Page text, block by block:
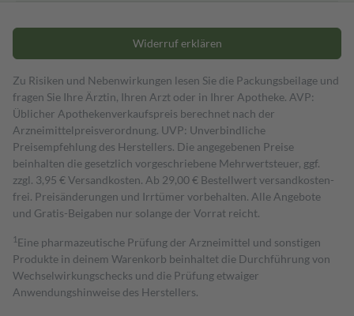
Widerruf erklären
Zu Risiken und Nebenwirkungen lesen Sie die Packungsbeilage und
fragen Sie Ihre Ärztin, Ihren Arzt oder in Ihrer Apotheke. AVP:
Üblicher Apothekenverkaufspreis berechnet nach der
Arzneimittelpreisverordnung. UVP: Unverbindliche
Preisempfehlung des Herstellers. Die angegebenen Preise
beinhalten die gesetzlich vorgeschriebene Mehrwertsteuer, ggf.
zzgl. 3,95 € Versandkosten. Ab 29,00 € Bestell­wert versand­kosten­
frei. Preisänderungen und Irrtümer vorbehalten. Alle Angebote
und Gratis-Beigaben nur solange der Vorrat reicht.
1 Eine pharmazeutische Prüfung der Arzneimittel und sonstigen
Produkte in deinem Warenkorb beinhaltet die Durchführung von
Wechselwirkungschecks und die Prüfung etwaiger
Anwendungshinweise des Herstellers.